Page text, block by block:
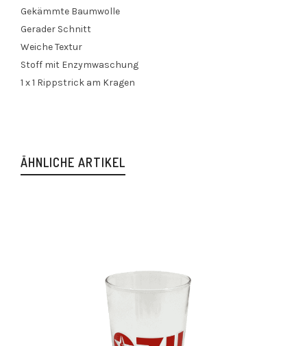
Gekämmte Baumwolle
Gerader Schnitt
Weiche Textur
Stoff mit Enzymwaschung
1 x 1 Rippstrick am Kragen
ÄHNLICHE ARTIKEL